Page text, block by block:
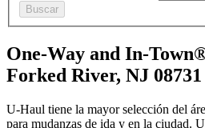
Buscar
One-Way and In-
Forked River, NJ 08731
U-Haul tiene la mayor selección del
para mudanzas de ida y en la ciudad.